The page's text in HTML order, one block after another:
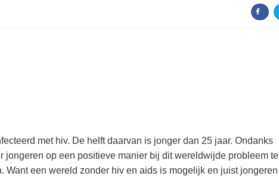
met hiv. De helft daarvan is jonger dan 25 jaar. Ondanks
jongeren op een positieve manier bij dit wereldwijde probleem te
Want een wereld zonder hiv en aids is mogelijk en juist jongeren